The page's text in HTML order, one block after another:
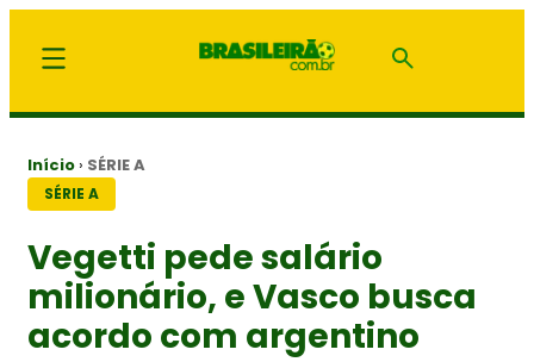
Início › SÉRIE A
SÉRIE A
Vegetti pede salário
milionário, e Vasco busca
acordo com argentino